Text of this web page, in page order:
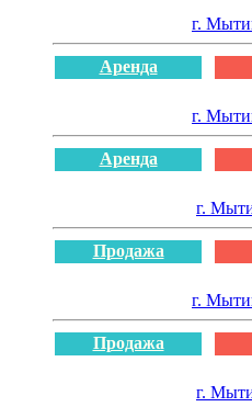
г.
Аренда
г.
Аренда
г.
Продажа
г.
Продажа
г.